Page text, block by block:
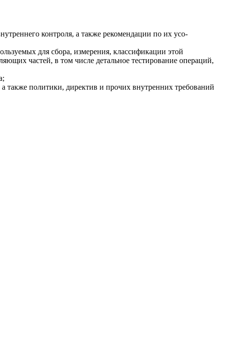
контроля, а также рекомендации по их усо-
для сбора, измерения, классификации этой
частей, в том числе детальное тестирование операций,
также политики, директив и прочих внутренних требований